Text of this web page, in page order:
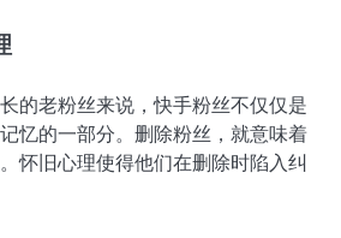
的老粉丝来说，快手粉丝不仅仅是
忆的一部分。删除粉丝，就意味着
怀旧心理使得他们在删除时陷入纠